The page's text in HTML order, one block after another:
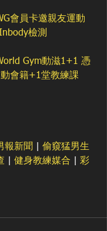
會員卡邀親友運動
檢測
Gym動滋1+1 憑
會籍+1堂教練課
報新聞
偷窺猛男生
健身教練媒合
彩